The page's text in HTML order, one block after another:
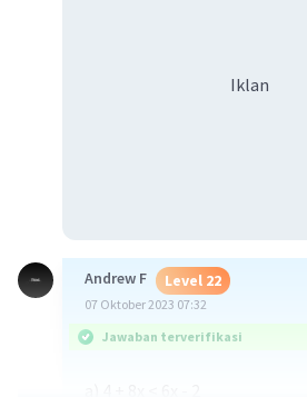
Iklan
Andrew F Level 22
07 Oktober 2023 07:32
Jawaban terverifikasi